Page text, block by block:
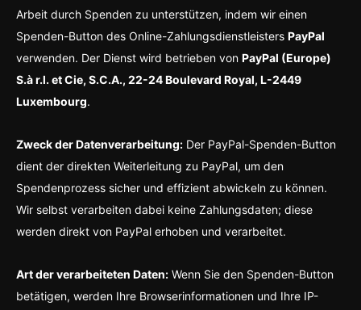
Arbeit durch Spenden zu unterstützen, indem wir einen
Spenden-Button des Online-Zahlungsdienstleisters PayPal
verwenden. Der Dienst wird betrieben von PayPal (Europe)
S.à r.l. et Cie, S.C.A., 22-24 Boulevard Royal, L-2449
Luxembourg.
Zweck der Datenverarbeitung: Der PayPal-Spenden-Button
dient der direkten Weiterleitung zu PayPal, um den
Spendenprozess sicher und effizient abwickeln zu können.
Wir selbst verarbeiten dabei keine Zahlungsdaten; diese
werden direkt von PayPal erhoben und verarbeitet.
Art der verarbeiteten Daten: Wenn Sie den Spenden-Button
betätigen, werden Ihre Browserinformationen und Ihre IP-